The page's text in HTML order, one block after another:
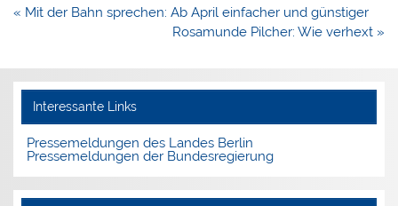
Beitragsnavigation
« Mit der Bahn sprechen: Ab April einfacher und günstiger
Rosamunde Pilcher: Wie verhext »
Interessante Links
Pressemeldungen des Landes Berlin
Pressemeldungen der Bundesregierung